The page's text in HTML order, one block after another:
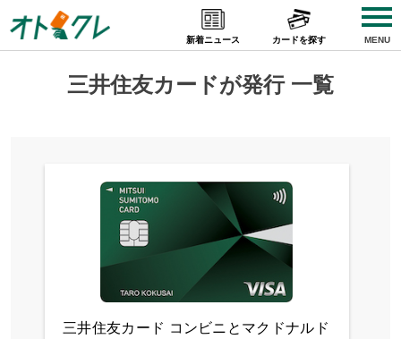
to
content
新着ニュース カードを探す MENU
三井住友カードが発行 一覧
三井住友カード コンビニとマクドナルド